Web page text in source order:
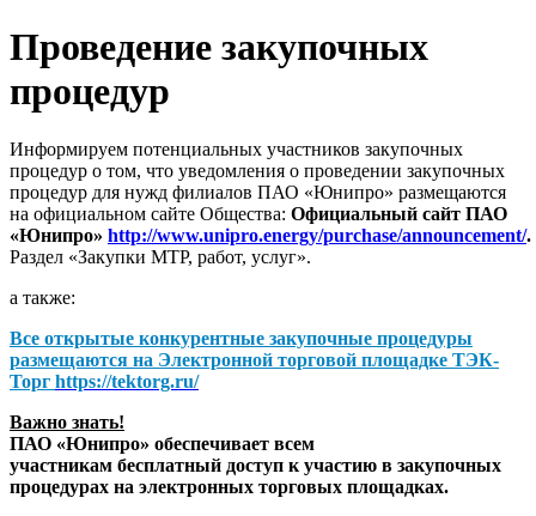
Проведение закупочных
процедур
Информируем потенциальных участников закупочных
процедур о том, что уведомления о проведении закупочных
процедур для нужд филиалов ПАО «Юнипро» размещаются
на официальном сайте Общества: Официальный сайт ПАО
«Юнипро» http://www.unipro.energy/purchase/announcement/.
Раздел «Закупки МТР, работ, услуг».
а также:
Все открытые конкурентные закупочные процедуры
размещаются на Электронной торговой площадке ТЭК-
Торг https://tektorg.ru/
Важно знать!
ПАО «Юнипро» обеспечивает всем
участникам бесплатный доступ к участию в закупочных
процедурах на электронных торговых площадках.